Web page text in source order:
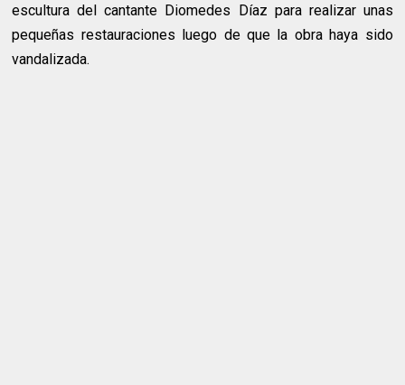
escultura del cantante Diomedes Díaz para realizar unas
pequeñas restauraciones luego de que la obra haya sido
vandalizada.